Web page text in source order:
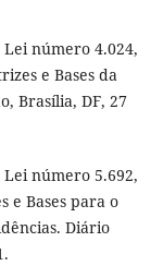
Lei número 4.024,
e Bases da
Brasília, DF, 27
Lei número 5.692,
e Bases para o
Diário